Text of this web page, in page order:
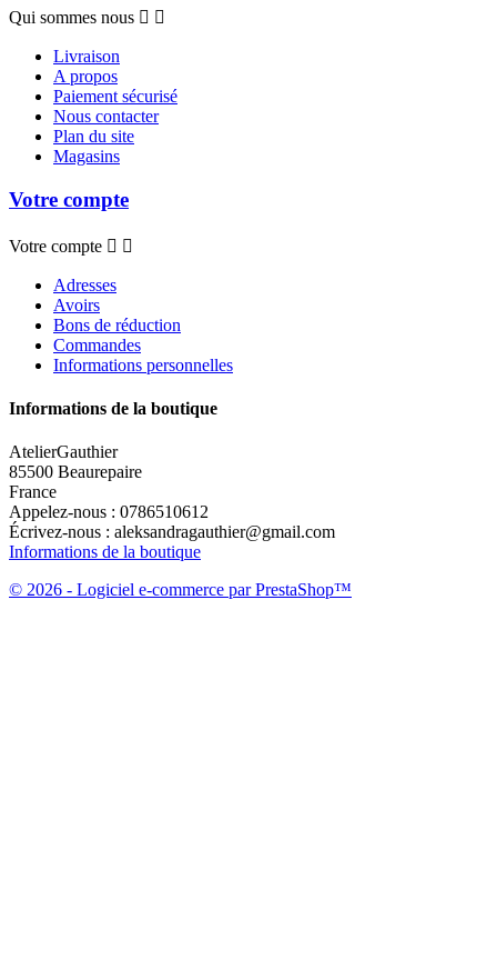
Qui sommes nous  
Livraison
A propos
Paiement sécurisé
Nous contacter
Plan du site
Magasins
Votre compte
Votre compte  
Adresses
Avoirs
Bons de réduction
Commandes
Informations personnelles
Informations de la boutique
AtelierGauthier
85500 Beaurepaire
France
Appelez-nous : 0786510612
Écrivez-nous : aleksandragauthier@gmail.com
Informations de la boutique
© 2026 - Logiciel e-commerce par PrestaShop™